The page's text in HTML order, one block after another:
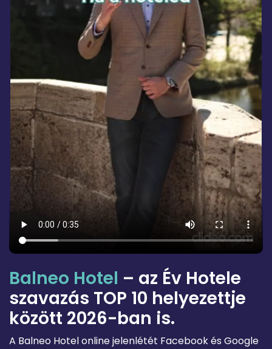
Balneo Hotel – az Év Hotele
szavazás TOP 10 helyezettje
között 2026-ban is.
A Balneo Hotel online jelenlétét Facebook és Google